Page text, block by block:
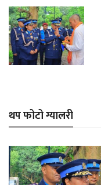
थप फोटो ग्यालरी